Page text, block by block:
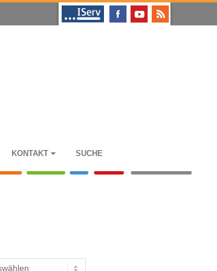
KON­TAKT SUCHE